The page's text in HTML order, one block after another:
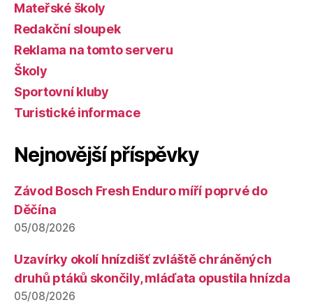
Mateřské školy
Redakční sloupek
Reklama na tomto serveru
Školy
Sportovní kluby
Turistické informace
Nejnovější příspěvky
Závod Bosch Fresh Enduro míří poprvé do
Děčína
05/08/2026
Uzavírky okolí hnízdišť zvláště chráněných
druhů ptáků skončily, mláďata opustila hnízda
05/08/2026